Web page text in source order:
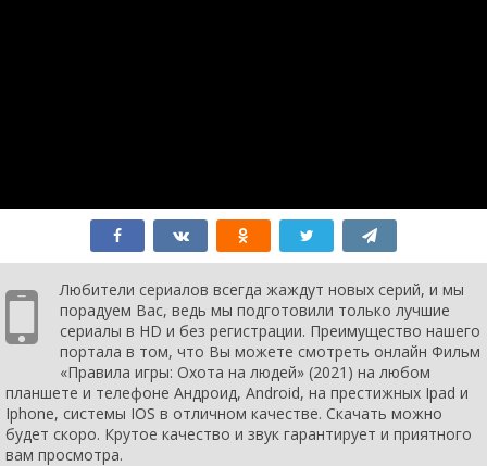
Любители сериалов всегда жаждут новых серий, и мы
порадуем Вас, ведь мы подготовили только лучшие
сериалы в HD и без регистрации. Преимущество нашего
портала в том, что Вы можете смотреть онлайн Фильм
«Правила игры: Охота на людей» (2021) на любом
планшете и телефоне Андроид, Android, на престижных Ipad и
Iphone, системы IOS в отличном качестве. Скачать можно
будет скоро. Крутое качество и звук гарантирует и приятного
вам просмотра.